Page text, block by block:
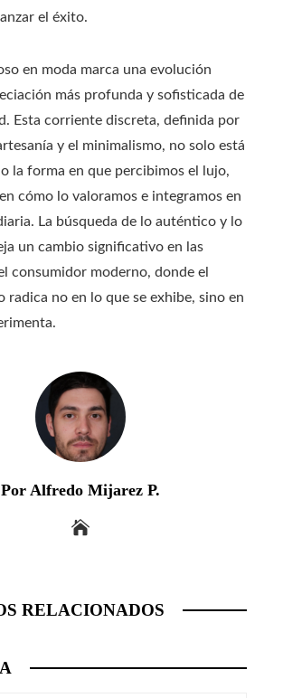
el éxito.
en moda marca una evolución
más profunda y sofisticada de
Esta corriente discreta, definida por
y el minimalismo, no solo está
la forma en que percibimos el lujo,
cómo lo valoramos e integramos en
La búsqueda de lo auténtico y lo
un cambio significativo en las
consumidor moderno, donde el
radica no en lo que se exhibe, sino en
Por Alfredo Mijarez P.
RELACIONADOS